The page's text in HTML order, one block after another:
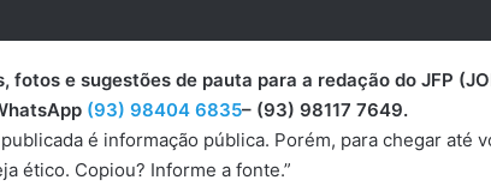
fotos e sugestões de pauta para a redação do JFP
(93) 98404 6835– (93) 98117 7649.
é informação pública. Porém, para chegar até
ético. Copiou? Informe a fonte.”